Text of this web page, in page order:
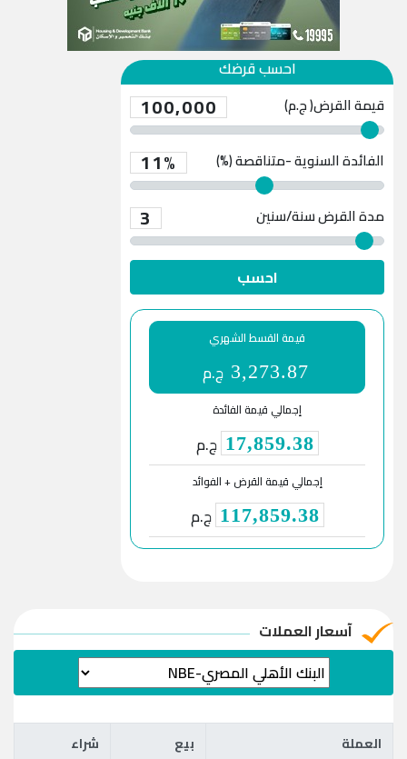
احسب قرضك
قيمة القرض( ج.م) 100,000
الفائدة السنوية -متناقصة (%) 11%
مدة القرض 3 سنة/سنين
احسب
قيمة القسط الشهري
3,273.87 ج.م
إجمالي قيمة الفائدة
17,859.38 ج.م
إجمالي قيمة القرض + الفوائد
117,859.38 ج.م
آسعار العملات
العملة بيع شراء العملة بيع شراء